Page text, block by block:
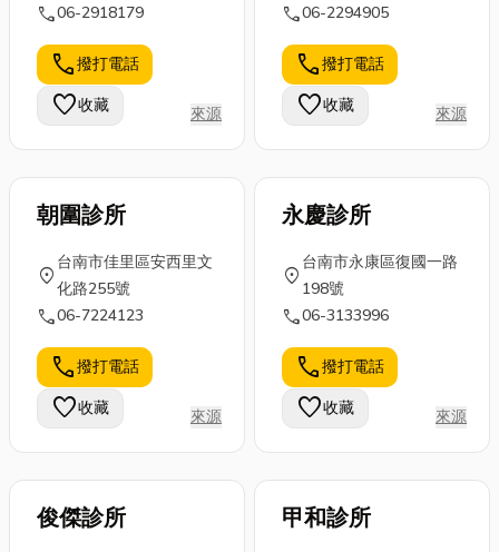
call06-2918179
call撥打電話
favorite收藏 來源
call06-2294905
call撥打電話
favorite收藏 來源
朝圍診所
location_on
台南市佳里區安西里文
化路255號
call06-7224123
call撥打電話
favorite收藏 來源
永慶診所
location_on
台南市永康區復國一路
198號
call06-3133996
call撥打電話
favorite收藏 來源
俊傑診所 甲和診所